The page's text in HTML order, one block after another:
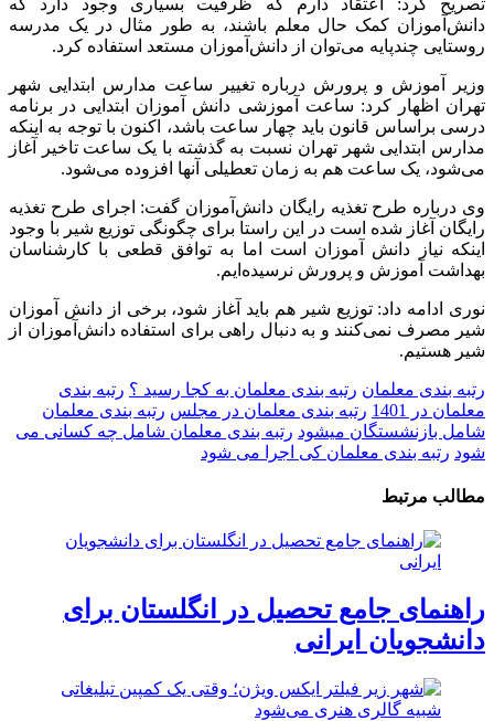
دانش‌آموزان کمک حال معلم باشند، به طور مثال در یک مدرسه
روستایی چندپایه می‌توان از دانش‌آموزان مستعد استفاده کرد.
وزیر آموزش و پرورش درباره تغییر ساعت مدارس ابتدایی شهر
تهران اظهار کرد: ساعت آموزشی دانش آموزان ابتدایی در برنامه
درسی براساس قانون باید چهار ساعت باشد، اکنون با توجه به اینکه
مدارس ابتدایی شهر تهران نسبت به گذشته با یک ساعت تاخیر آغاز
می‌شود، یک ساعت هم به زمان تعطیلی آنها افزوده می‌شود.
وی درباره طرح تغذیه رایگان دانش‌آموزان گفت: اجرای طرح تغذیه
رایگان آغاز شده است در این راستا برای چگونگی توزیع شیر با وجود
اینکه نیاز دانش آموزان است اما به توافق قطعی با کارشناسان
بهداشت آموزش و پرورش نرسیده‌ایم.
نوری ادامه داد: توزیع شیر هم باید آغاز شود، برخی از دانش آموزان
شیر مصرف نمی‌کنند و به دنبال راهی برای استفاده دانش‌آموزان از
شیر هستیم.
رتبه بندی معلمان رتبه بندی معلمان به کجا رسید ؟ رتبه بندی
معلمان در 1401
رتبه بندی معلمان در مجلس رتبه بندی معلمان
شامل بازنشستگان میشود رتبه بندی معلمان شامل چه کسانی می
شود رتبه بندی معلمان کی اجرا می شود
مطالب مرتبط
راهنمای جامع تحصیل در انگلستان برای
دانشجویان ایرانی